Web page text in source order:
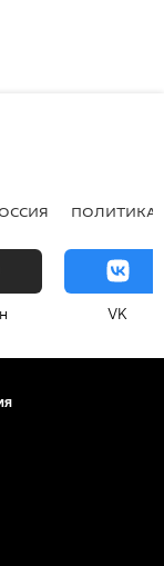
ПОЛИТИКА
VK